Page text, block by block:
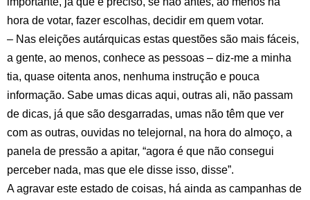
hora de votar, fazer escolhas, decidir em quem votar.
– Nas eleições autárquicas estas questões são mais fáceis,
a gente, ao menos, conhece as pessoas – diz-me a minha
tia, quase oitenta anos, nenhuma instrução e pouca
informação. Sabe umas dicas aqui, outras ali, não passam
de dicas, já que são desgarradas, umas não têm que ver
com as outras, ouvidas no telejornal, na hora do almoço, a
panela de pressão a apitar, “agora é que não consegui
perceber nada, mas que ele disse isso, disse”.
A agravar este estado de coisas, há ainda as campanhas de